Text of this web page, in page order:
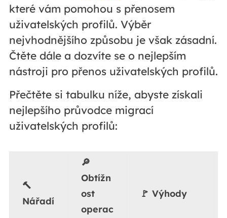
které vám pomohou s přenosem
uživatelských profilů. Výběr
nejvhodnějšího způsobu je však zásadní.
Čtěte dále a dozvíte se o nejlepším
nástroji pro přenos uživatelských profilů.
Přečtěte si tabulku níže, abyste získali
nejlepšího průvodce migrací
uživatelských profilů:
🔨
Nářadí
🔎
Obtížn
ost
operac
🚩 Výhody